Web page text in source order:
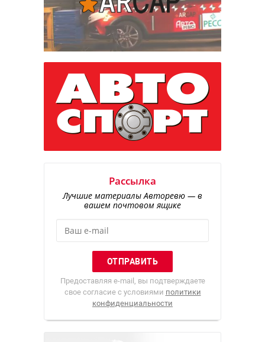
Рассылка
Лучшие материалы Авторевю — в
вашем почтовом ящике
Предоставляя e-mail, вы подтверждаете
свое согласие с условиями политики
конфиденциальности